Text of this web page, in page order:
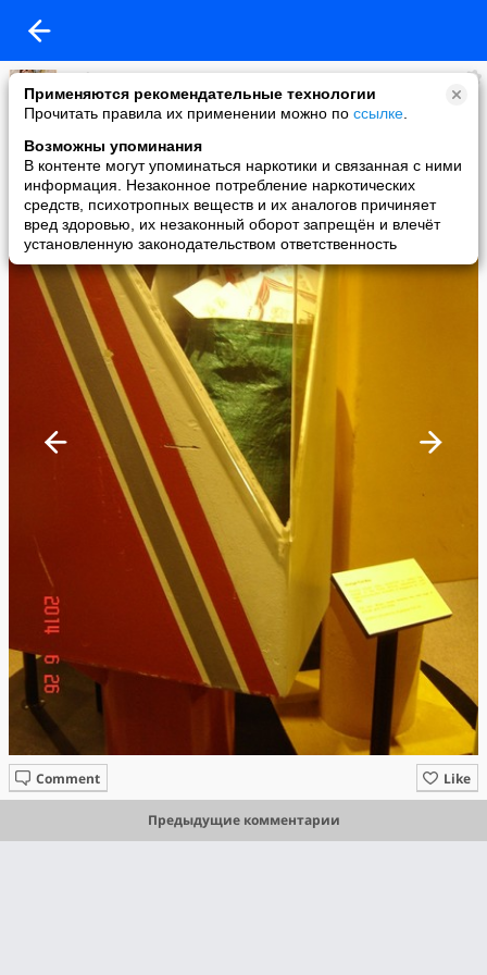
Применяются рекомендательные технологии
Прочитать правила их применении можно по ссылке
Возможны упоминания
В контенте могут упоминаться наркотики и связанная с ними
информация. Незаконное потребление наркотических
средств, психотропных веществ и их аналогов причиняет
вред здоровью, их незаконный оборот запрещён и влечёт
установленную законодательством ответственность
Lorhen
added a photo
29 Jun в 17:42
Like
Comment
Предыдущие комментарии